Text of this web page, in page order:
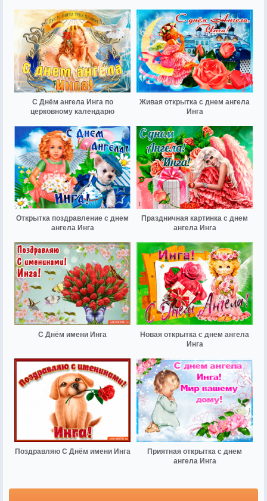
С Днём ангела Инга по
церковному календарю
Живая открытка с днем ангела
Инга
Открытка поздравление с днем
ангела Инга
Праздничная картинка с днем
ангела Инга
С Днём имени Инга
Новая открытка с днем ангела
Инга
Поздравляю С Днём имени Инга
Приятная открытка с днем
ангела Инга